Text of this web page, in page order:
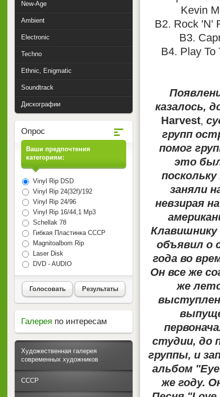
Kevin
B2. Rock 'N'
B3.
B4. Play To
казалось,
Harvest,
групп
помог
это
заняли
невзирая
Клавишнику
объявил о
года во
Он все же
же
студии, до
группы, и
альбом "
же году.
New-Age
Ambient
Electronic
Techno
Ethnic, Enigmatic
Soundtrack
Дискографии
Опрос
Ваши предпочтения
категориям:
Vinyl Rip DSD
Vinyl Rip 24(32f)/192
Vinyl Rip 24/96
Vinyl Rip 16/44,1 Mp3
Schellak 78
Гибкая Пластинка СССР
Magnitoalbom Rip
Laser Disk
DVD - AUDIO
Голосовать Результаты
Галерея по интересам
Художественная галерея
современных художников
СССР